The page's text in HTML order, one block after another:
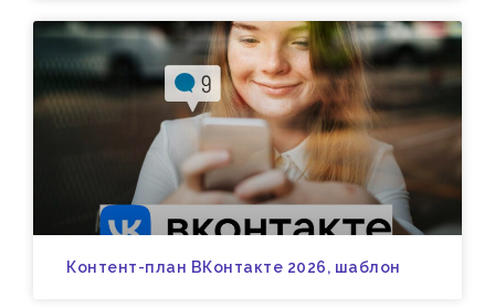
Контент-план ВКонтакте 2026, шаблон